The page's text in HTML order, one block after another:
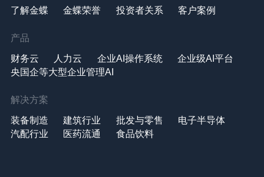
了解金蝶 金蝶荣誉 投资者关系 客户案例
产品
财务云 人力云 企业AI操作系统
企业级AI平台
央国企等大型企业管理AI
解决方案
装备制造 建筑行业 批发与零售
电子半导体
汽配行业
医药流通 食品饮料